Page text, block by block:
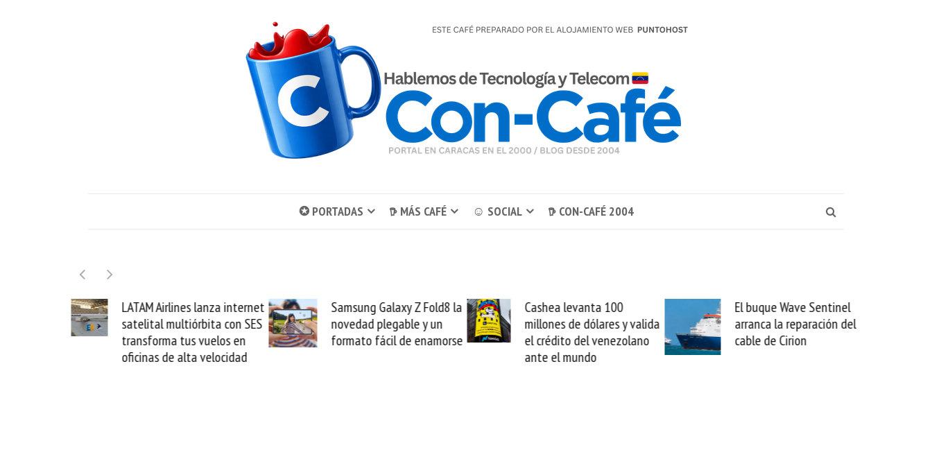
✪ PORTADAS 𖠚 MÁS CAFÉ ☺ SOCIAL 𖠚 CON-CAFÉ 2004
Samsung Galaxy Z Fold8 la
novedad plegable y un
formato fácil de enamorse
Cashea levanta 100
millones de dólares y valida
el crédito del venezolano
El buque Wave Sentinel
arranca la reparación del
cable de Cirion
Uber se lleva PedidosYa y
sabemos todo lo que puede
mejorar tecnológicamente
esta movida